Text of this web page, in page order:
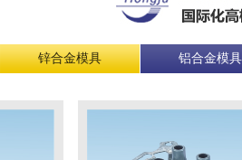
锌合金模具 铝合金模具